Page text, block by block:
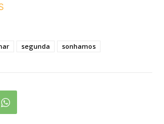
segunda sonhamos